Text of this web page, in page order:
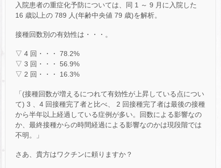
入院患者の重症化予防については、同 1 ～ 9 月に入院した
16 歳以上の 789 人(年齢中央値 79 歳)を解析。
接種回数別の有効性は・・・。
▽ 4 回・・・ 78.2%
▽ 3 回・・・ 56.9%
▽ 2 回・・・ 16.3%
「(接種回数が増えるにつれて有効性が上昇している点につい
て) 3 、4 回接種完了者と比べ、 2 回接種完了者は最後の接種
から半年以上経過している症例が多い。回数による影響なの
か、最終接種からの時間経過による影響なのかは現段階では
不明。」
さあ、貴方はワクチンに頼りますか？